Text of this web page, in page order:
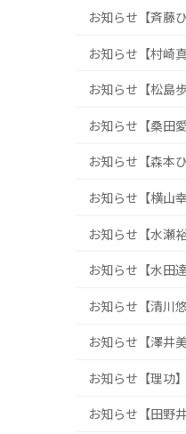
お知らせ【斉藤ひ
お知らせ【村崎真
お知らせ【松島歩
お知らせ【桑田愛
お知らせ【森本ひ
お知らせ【横山幸
お知らせ【水瀬裕
お知らせ【水田達
お知らせ【清川悠
お知らせ【澤井美
お知らせ【理功】
お知らせ【田野井